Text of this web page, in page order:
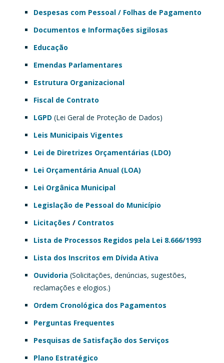
Despesas com Pessoal / Folhas de Pagamento
Documentos e Informações sigilosas
Educação
Emendas Parlamentares
Estrutura Organizacional
Fiscal de Contrato
LGPD (Lei Geral de Proteção de Dados)
Leis Municipais Vigentes
Lei de Diretrizes Orçamentárias (LDO)
Lei Orçamentária Anual (LOA)
Lei Orgânica Municipal
Legislação de Pessoal do Município
Licitações / Contratos
Lista de Processos Regidos pela Lei 8.666/1993
Lista dos Inscritos em Dívida Ativa
Ouvidoria (Solicitações, denúncias, sugestões,
reclamações e elogios.)
Ordem Cronológica dos Pagamentos
Perguntas Frequentes
Pesquisas de Satisfação dos Serviços
Plano Estratégico